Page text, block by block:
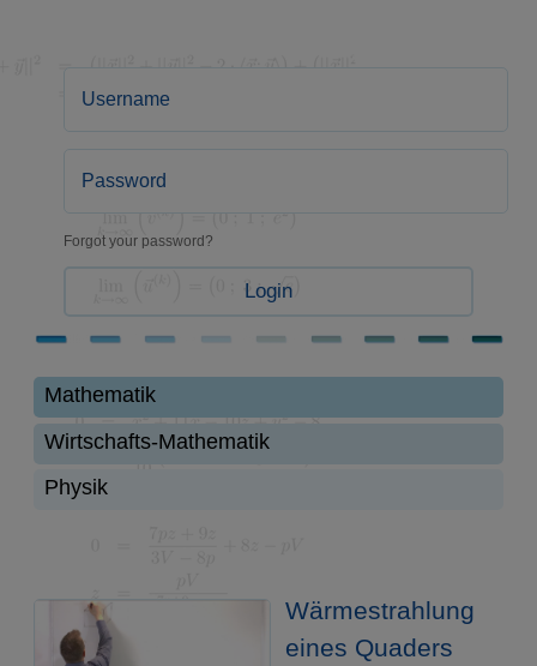
Forgot your password?
Login
Mathematik
Wirtschafts-Mathematik
Physik
Wärmestrahlung
eines Quaders